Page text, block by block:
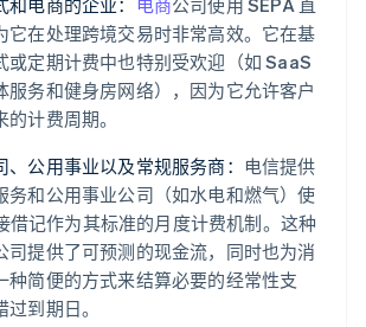
电商的企业： 电商公司使用 SEPA 直
它在处理跨境交易时非常高效。它在基
或定期计费中也特别受欢迎（如 SaaS
服务和健身房网络），因为它允许客户
计费周期。
公用事业以及常规服务商： 电信提供
务和公用事业公司（如水电和燃气）使
借记作为其标准的月度计费机制。这种
司提供了可预测的现金流，同时也为消
种简便的方式来结算必要的经常性支
到期日。